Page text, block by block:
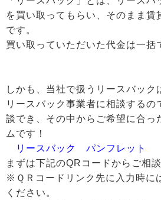
を買い取ってもらい、そのまま賃
です。
買い取っていただいた代金は一括
しかも、当社で扱うリースバック
リースバック事業者に相談するの
談でき、その中からご希望に合っ
ムです！
リースバック パンフレット
まずは下記のQRコードからご相
※ＱＲコードリンク先に入力時に
ください。